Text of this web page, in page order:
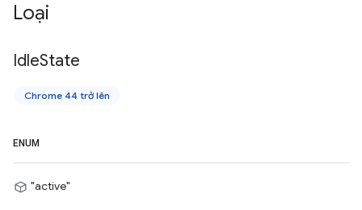
Loại
IdleState
Chrome 44 trở lên
ENUM
"active"